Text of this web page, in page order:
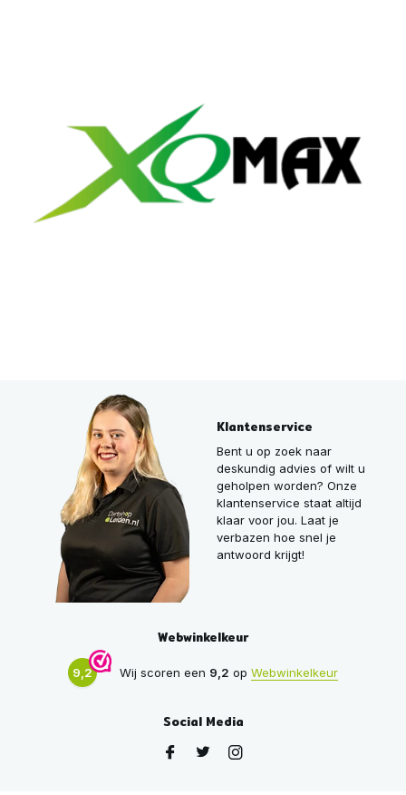
Klantenservice
Bent u op zoek naar
deskundig advies of wilt u
geholpen worden? Onze
klantenservice staat altijd
klaar voor jou. Laat je
verbazen hoe snel je
antwoord krijgt!
Webwinkelkeur
9,2 Wij scoren een 9,2 op Webwinkelkeur
Social Media